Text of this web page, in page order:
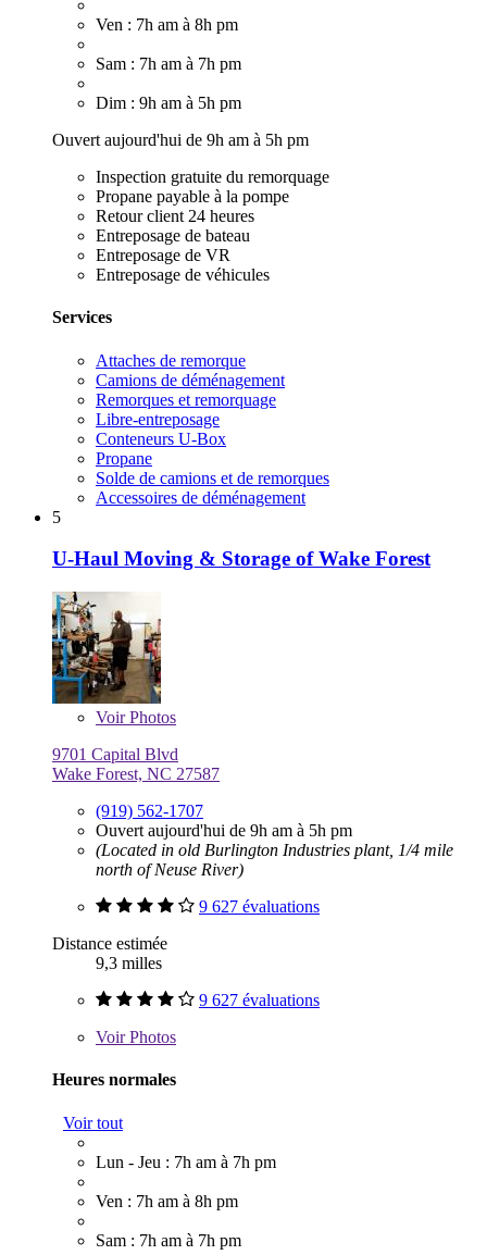
Ven : 7h am à 8h pm
Sam : 7h am à 7h pm
Dim : 9h am à 5h pm
Ouvert aujourd'hui de 9h am à 5h pm
Inspection gratuite du remorquage
Propane payable à la pompe
Retour client 24 heures
Entreposage de bateau
Entreposage de VR
Entreposage de véhicules
Services
Attaches de remorque
Camions de déménagement
Remorques et remorquage
Libre-entreposage
Conteneurs U-Box
Propane
Solde de camions et de remorques
Accessoires de déménagement
5
U-Haul Moving & Storage of Wake Forest
VoirPhotos
9701 Capital Blvd
Wake Forest, NC 27587
(919) 562-1707
Ouvert aujourd'hui de 9h am à 5h pm
(Located in old Burlington Industries plant, 1/4 mile
north of Neuse River)
9 627 évaluations
Distance estimée
9,3 milles
9 627 évaluations
VoirPhotos
Heures normales
Voir tout
Lun - Jeu : 7h am à 7h pm
Ven : 7h am à 8h pm
Sam : 7h am à 7h pm